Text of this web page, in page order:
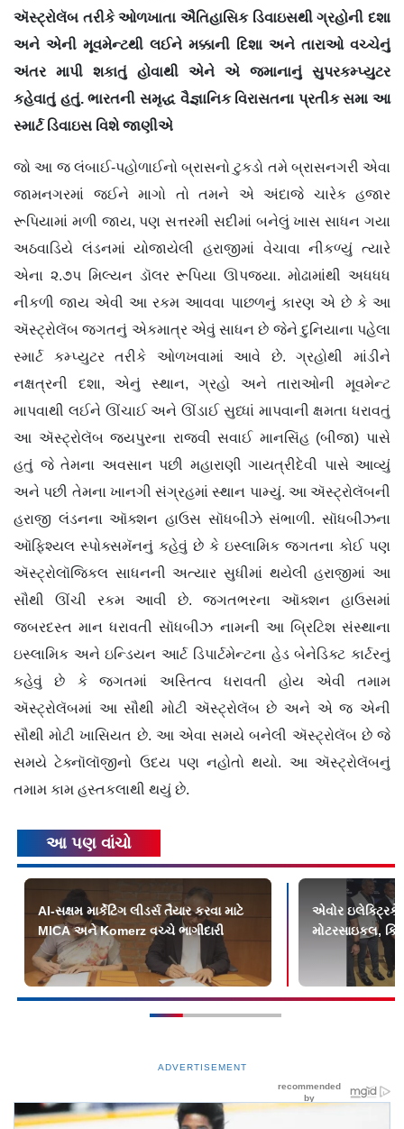
ઍસ્ટ્રોલૅબ તરીકે ઓળખાતા ઐતિહાસિક ડિવાઇસથી‍ ગ્રહોની દશા
અને એની મૂવમેન્ટથી લઈને મક્કાની દિશા અને તારાઓ વચ્ચેનું
અંતર માપી શકાતું હોવાથી એને એ જમાનાનું સુપરકમ્પ્યુટર
કહેવાતું હતું. ભારતની સમૃદ્ધ વૈજ્ઞાનિક વિરાસતના પ્રતીક સમા આ
સ્માર્ટ ડિવાઇસ વિશે જાણીએ
જો આ જ લંબાઈ-પહોળાઈનો બ્રાસનો ટુકડો તમે બ્રાસનગરી એવા
જામનગરમાં જઈને માગો તો તમને એ અંદાજે ચારેક હજાર
રૂપિયામાં મળી જાય, પણ સત્તરમી સદીમાં બનેલું ખાસ સાધન ગયા
અઠવાડિયે લંડનમાં યોજાયેલી હરાજીમાં વેચાવા નીકળ્યું ત્યારે
એના ૨.૭પ મિલ્યન ડૉલર રૂપિયા ઊપજ્યા. મોઢામાંથી અધધધ
નીકળી જાય એવી આ રકમ આવવા પાછળનું કારણ એ છે કે આ
ઍસ્ટ્રોલૅબ જગતનું એકમાત્ર એવું સાધન છે જેને દુનિયાના પહેલા
સ્માર્ટ કમ્પ્યુટર તરીકે ઓળખવામાં આવે છે. ગ્રહોથી માંડીને
નક્ષત્રની દશા, એનું સ્થાન, ગ્રહો અને તારાઓની મૂવમેન્ટ
માપવાથી લઈને ઊંચાઈ અને ઊંડાઈ સુધ્ધાં માપવાની ક્ષમતા ધરાવતું
આ ઍસ્ટ્રોલૅબ જયપુરના રાજવી સવાઈ માનસિંહ (બીજા) પાસે
હતું જે તેમના અવસાન પછી મહારાણી ગાયત્રીદેવી પાસે આવ્યું
અને પછી તેમના ખાનગી સંગ્રહમાં સ્થાન પામ્યું. આ ઍસ્ટ્રોલૅબની
હરાજી લંડનના ઑક્શન હાઉસ સૉધબીઝે સંભાળી. સૉધબીઝના
ઑફિશ્યલ સ્પોક્સમૅનનું કહેવું છે કે ઇસ્લામિક જગતના કોઈ પણ
ઍસ્ટ્રોલૉજિકલ સાધનની અત્યાર સુધીમાં થયેલી હરાજીમાં આ
સૌથી ઊંચી રકમ આવી છે. જગતભરના ઑક્શન હાઉસમાં
જબરદસ્ત માન ધરાવતી સૉધબીઝ નામની આ બ્રિટિશ સંસ્થાના
ઇસ્લામિક અને ઇન્ડિયન આર્ટ ડિપાર્ટમેન્ટના હેડ બેનેડિક્ટ કાર્ટરનું
કહેવું છે કે જગતમાં અસ્તિત્વ ધરાવતી હોય એવી તમામ
ઍસ્ટ્રોલૅબમાં આ સૌથી મોટી ઍસ્ટ્રોલૅબ છે અને એ જ એની
સૌથી મોટી ખાસિયત છે. આ એવા સમયે બનેલી ઍસ્ટ્રોલૅબ છે જે
સમયે ટેક્નૉલૉજીનો ઉદય પણ નહોતો થયો. આ ઍસ્ટ્રોલૅબનું
તમામ કામ હસ્તકલાથી થયું છે.
આ પણ વાંચો
AI-સક્ષમ માર્કેટિંગ લીડર્સ તૈયાર કરવા માટે
MICA અને Komerz વચ્ચે ભાગીદારી
એવોર ઇલેક્ટ્રિકે
મોટરસાઇકલ,
ADVERTISEMENT